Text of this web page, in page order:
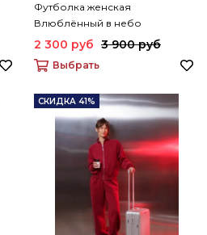
Футболка женская
Влюблённый в небо
2 300 руб 3 900 руб
Выбрать
СКИДКА 41%